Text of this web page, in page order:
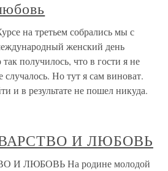
на третьем собрались мы с
женский день
получилось, что в гости я не
Но тут я сам виноват.
и в результате не пошел никуда.
И ЛЮБОВЬ
И ЛЮБОВЬ На родине молодой